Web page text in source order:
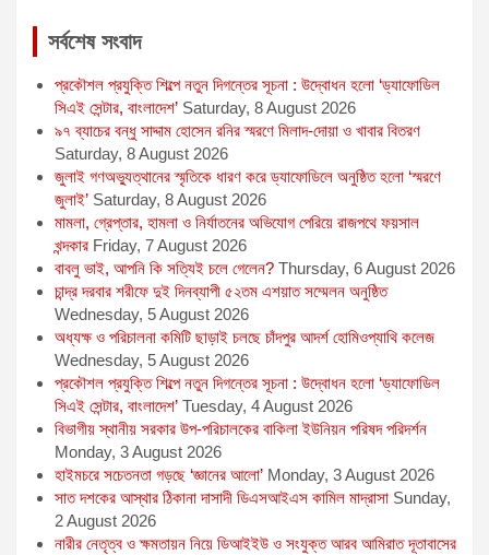
সর্বশেষ সংবাদ
প্রকৌশল প্রযুক্তি শিল্পে নতুন দিগন্তের সূচনা : উদ্বোধন হলো ‘ড্যাফোডিল
সিএই সেন্টার, বাংলাদেশ’ Saturday, 8 August 2026
৯৭ ব্যাচের বন্ধু সাদ্দাম হোসেন রনির স্মরণে মিলাদ-দোয়া ও খাবার বিতরণ
Saturday, 8 August 2026
জুলাই গণঅভ্যুত্থানের স্মৃতিকে ধারণ করে ড্যাফোডিলে অনুষ্ঠিত হলো ‘স্মরণে
জুলাই’ Saturday, 8 August 2026
মামলা, গ্রেপ্তার, হামলা ও নির্যাতনের অভিযোগ পেরিয়ে রাজপথে ফয়সাল
খন্দকার Friday, 7 August 2026
বাবলু ভাই, আপনি কি সত্যিই চলে গেলেন? Thursday, 6 August 2026
চান্দ্র দরবার শরীফে দুই দিনব্যাপী ৫২তম এশয়াত সম্মেলন অনুষ্ঠিত
Wednesday, 5 August 2026
অধ্যক্ষ ও পরিচালনা কমিটি ছাড়াই চলছে চাঁদপুর আদর্শ হোমিওপ্যাথি কলেজ
Wednesday, 5 August 2026
প্রকৌশল প্রযুক্তি শিল্পে নতুন দিগন্তের সূচনা : উদ্বোধন হলো ‘ড্যাফোডিল
সিএই সেন্টার, বাংলাদেশ’ Tuesday, 4 August 2026
বিভাগীয় স্থানীয় সরকার উপ-পরিচালকের বাকিলা ইউনিয়ন পরিষদ পরিদর্শন
Monday, 3 August 2026
হাইমচরে সচেতনতা গড়ছে ‘জ্ঞানের আলো’ Monday, 3 August 2026
সাত দশকের আস্থার ঠিকানা দাসাদী ডিএসআইএস কামিল মাদ্রাসা Sunday,
2 August 2026
নারীর নেতৃত্ব ও ক্ষমতায়ন নিয়ে ডিআইইউ ও সংযুক্ত আরব আমিরাত দূতাবাসের